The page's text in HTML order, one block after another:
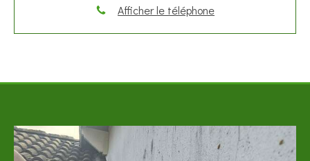
Afficher le téléphone